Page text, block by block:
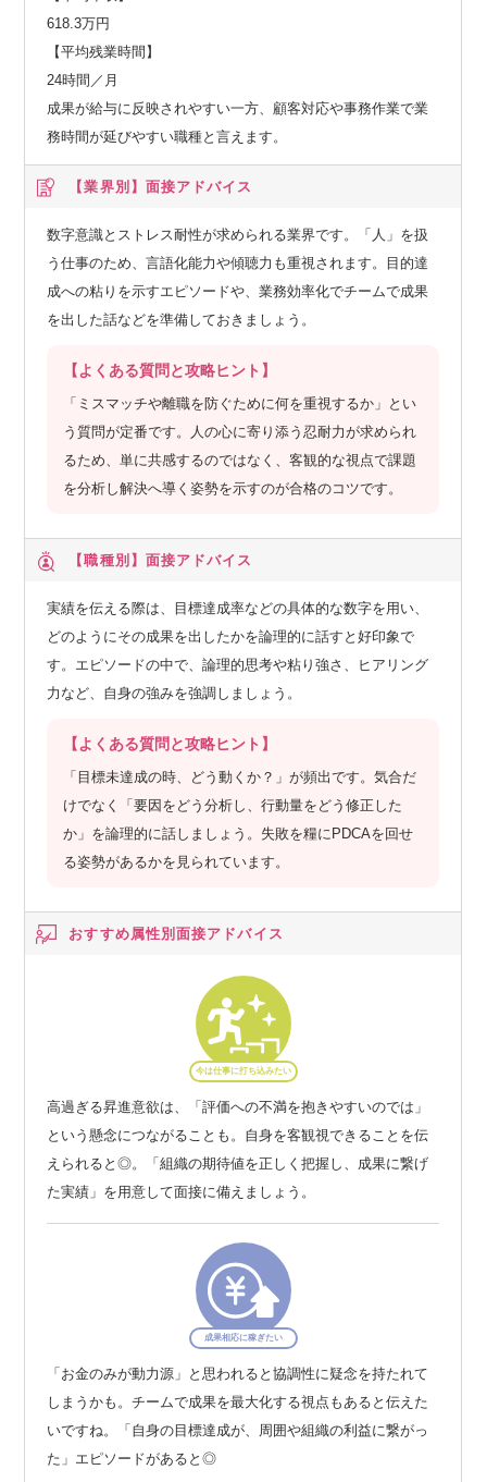
618.3万円
【平均残業時間】
24時間／月
成果が給与に反映されやすい一方、顧客対応や事務作業で業
務時間が延びやすい職種と言えます。
【業界別】 面接アドバイス
数字意識とストレス耐性が求められる業界です。「人」を扱
う仕事のため、言語化能力や傾聴力も重視されます。目的達
成への粘りを示すエピソードや、業務効率化でチームで成果
を出した話などを準備しておきましょう。
【よくある質問と攻略ヒント】
「ミスマッチや離職を防ぐために何を重視するか」とい
う質問が定番です。人の心に寄り添う忍耐力が求められ
るため、単に共感するのではなく、客観的な視点で課題
を分析し解決へ導く姿勢を示すのが合格のコツです。
【職種別】 面接アドバイス
実績を伝える際は、目標達成率などの具体的な数字を用い、
どのようにその成果を出したかを論理的に話すと好印象で
す。エピソードの中で、論理的思考や粘り強さ、ヒアリング
力など、自身の強みを強調しましょう。
【よくある質問と攻略ヒント】
「目標未達成の時、どう動くか？」が頻出です。気合だ
けでなく「要因をどう分析し、行動量をどう修正した
か」を論理的に話しましょう。失敗を糧にPDCAを回せ
る姿勢があるかを見られています。
おすすめ属性別面接アドバイス
今は仕事に打ち込みたい
高過ぎる昇進意欲は、「評価への不満を抱きやすいのでは」
という懸念につながることも。自身を客観視できることを伝
えられると◎。「組織の期待値を正しく把握し、成果に繋げ
た実績」を用意して面接に備えましょう。
成果相応に稼ぎたい
「お金のみが動力源」と思われると協調性に疑念を持たれて
しまうかも。チームで成果を最大化する視点もあると伝えた
いですね。「自身の目標達成が、周囲や組織の利益に繋がっ
た」エピソードがあると◎